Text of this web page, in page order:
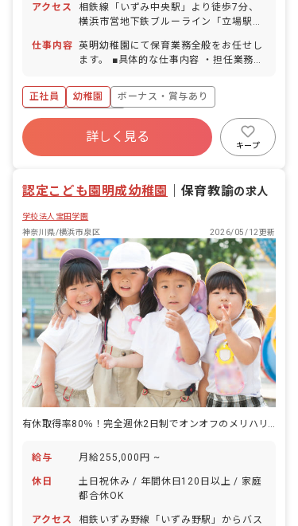
アクセス
相鉄線「いずみ中央駅」より徒歩7分、
横浜市営地下鉄ブルーライン「立場駅」
OK（無料駐輪場あり）、車通勤は応相
談（無料駐車場あり）
仕事内容 英明幼稚園にて保育業務全般をお任せし
ます。 ■具体的な仕事内容 ・担任業務全
正社員
幼稚園
ボーナス・賞与あり
年間休日120日以上
寮・住宅・家賃補助あり
社会保険完備
退職金制度
詳しく見る
キープ
認定こども園明成幼稚園 保育教諭の求人
学校法人宝田学園
神奈川県/横浜市泉区
2026/05/12更新
有休取得率80％！完全週休2日制でオンオフのメリハリつけて働けます。
給与 月給255,000円 ~
休日
土日祝休み / 年間休日120日以上 / 家庭
都合休OK
アクセス 相鉄いずみ野線「いずみ野駅」からバス